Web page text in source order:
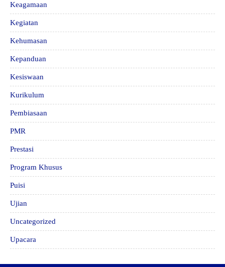
Keagamaan
Kegiatan
Kehumasan
Kepanduan
Kesiswaan
Kurikulum
Pembiasaan
PMR
Prestasi
Program Khusus
Puisi
Ujian
Uncategorized
Upacara